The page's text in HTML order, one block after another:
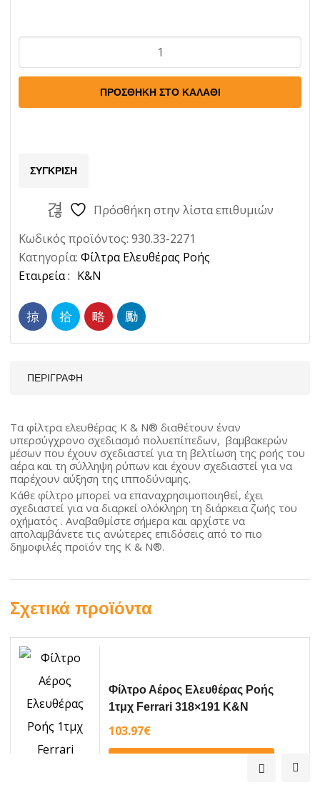
Αέρος
Ροής
Sorento
Ποσότητα
ΠΡΟΣΘΉΚΗ ΣΤΟ ΚΑΛΆΘΙ
ΣΎΓΚΡΙΣΗ
Πρόσθήκη στην λίστα επιθυμιών
Κωδικός προϊόντος: 930.33-2271
Κατηγορία: Φίλτρα Ελευθέρας Ροής
Ετικέτα:
K&N
ΠΕΡΙΓΡΑΦΉ
Τα φίλτρα ελευθέρας K & N® διαθέτουν έναν
υπερσύγχρονο σχεδιασμό πολυεπίπεδων, βαμβακερών
μέσων που έχουν σχεδιαστεί για τη βελτίωση της ροής του
αέρα και τη σύλληψη ρύπων και έχουν σχεδιαστεί για να
παρέχουν αύξηση της ιπποδύναμης.
Κάθε φίλτρο μπορεί να επαναχρησιμοποιηθεί, έχει
σχεδιαστεί για να διαρκεί ολόκληρη τη διάρκεια ζωής του
οχήματός . Αναβαθμίστε σήμερα και αρχίστε να
απολαμβάνετε τις ανώτερες επιδόσεις από το πιο
δημοφιλές προϊόν της K & N®.
Σχετικά προϊόντα
Φίλτρο Αέρος Ελευθέρας Ροής
1τμχ Ferrari 318×191 K&N
103.97€